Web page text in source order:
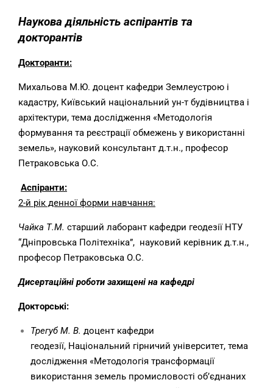
Наукова діяльність аспірантів та
докторантів
Докторанти:
Михальова М.Ю. доцент кафедри Землеустрою і
кадастру, Київський національний ун-т будівництва і
архітектури, тема дослідження «Методологія
формування та реєстрації обмежень у використанні
земель», науковий консультант д.т.н., професор
Петраковська О.С.
Аспіранти:
2-й рік денної форми навчання:
Чайка Т.М. старший лаборант кафедри геодезії НТУ
“Дніпровська Політехніка”, науковий керівник д.т.н.,
професор Петраковська О.С.
Дисертаційні роботи захищені на кафедрі
Докторські:
Трегуб М. В. доцент кафедри
геодезії, Національний гірничий університет, тема
дослідження «Методологія трансформації
використання земель промисловості об’єднаних